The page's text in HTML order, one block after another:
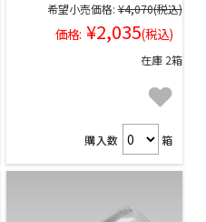
希望小売価格: ¥4,070(税込)
価格: ¥2,035(税込)
在庫 2箱
購入数 箱